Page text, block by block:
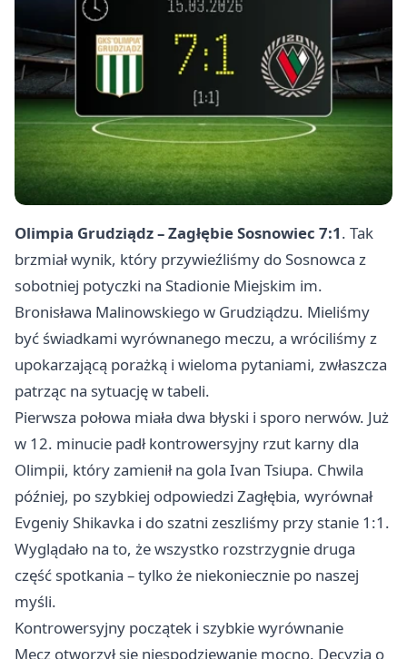
Olimpia Grudziądz – Zagłębie Sosnowiec 7:1. Tak
brzmiał wynik, który przywieźliśmy do Sosnowca z
sobotniej potyczki na Stadionie Miejskim im.
Bronisława Malinowskiego w Grudziądzu. Mieliśmy
być świadkami wyrównanego meczu, a wróciliśmy z
upokarzającą porażką i wieloma pytaniami, zwłaszcza
patrząc na sytuację w tabeli.
Pierwsza połowa miała dwa błyski i sporo nerwów. Już
w 12. minucie padł kontrowersyjny rzut karny dla
Olimpii, który zamienił na gola Ivan Tsiupa. Chwila
później, po szybkiej odpowiedzi Zagłębia, wyrównał
Evgeniy Shikavka i do szatni zeszliśmy przy stanie 1:1.
Wyglądało na to, że wszystko rozstrzygnie druga
część spotkania – tylko że niekoniecznie po naszej
myśli.
Kontrowersyjny początek i szybkie wyrównanie
Mecz otworzył się niespodziewanie mocno. Decyzja o